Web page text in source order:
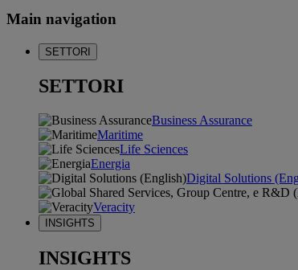
Main navigation
SETTORI
SETTORI
Business Assurance
Maritime
Life Sciences
Energia
Digital Solutions
Veracity
INSIGHTS
INSIGHTS